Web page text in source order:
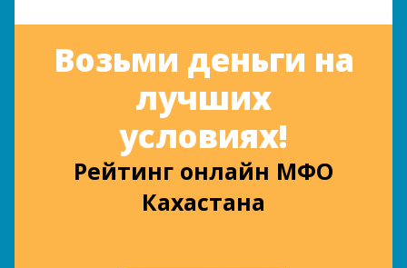
Возьми деньги на
лучших
условиях!
Рейтинг онлайн МФО
Кахастана